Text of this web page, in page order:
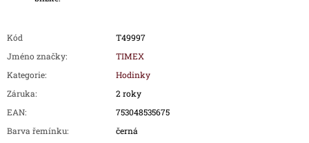
Kód
T49997
Jméno značky:
TIMEX
Kategorie:
Hodinky
Záruka:
2 roky
EAN:
753048535675
Barva řemínku:
černá